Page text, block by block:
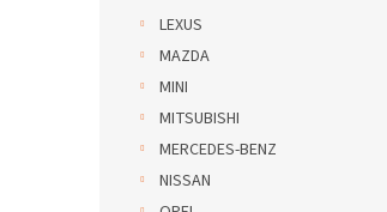
LEXUS
MAZDA
MINI
MITSUBISHI
MERCEDES-BENZ
NISSAN